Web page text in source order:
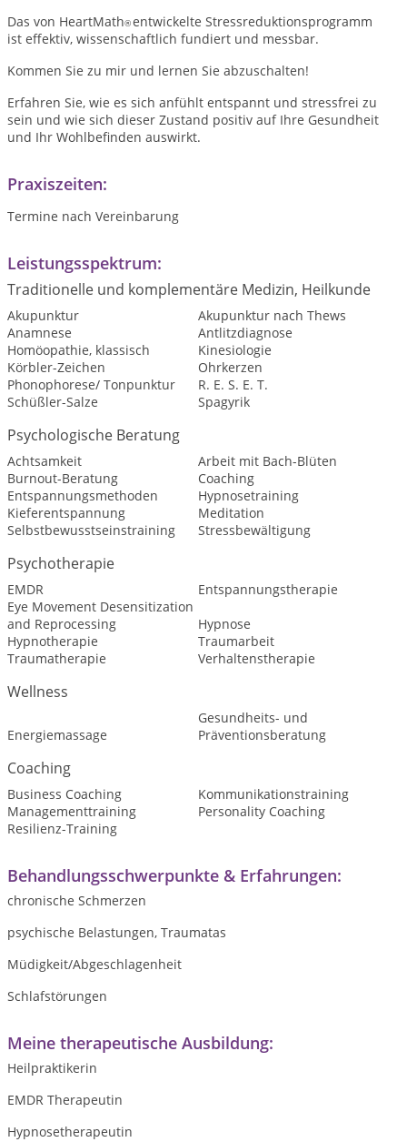
Das von HeartMath®entwickelte Stressreduktionsprogramm
ist effektiv, wissenschaftlich fundiert und messbar.
Kommen Sie zu mir und lernen Sie abzuschalten!
Erfahren Sie, wie es sich anfühlt entspannt und stressfrei zu
sein und wie sich dieser Zustand positiv auf Ihre Gesundheit
und Ihr Wohlbefinden auswirkt.
Praxiszeiten:
Termine nach Vereinbarung
Leistungsspektrum:
Traditionelle und komplementäre Medizin, Heilkunde
Akupunktur
Akupunktur nach Thews
Anamnese
Antlitzdiagnose
Homöopathie, klassisch
Kinesiologie
Körbler-Zeichen
Ohrkerzen
Phonophorese/ Tonpunktur
R. E. S. E. T.
Schüßler-Salze
Spagyrik
Psychologische Beratung
Achtsamkeit
Arbeit mit Bach-Blüten
Burnout-Beratung
Coaching
Entspannungsmethoden
Hypnosetraining
Kieferentspannung
Meditation
Selbstbewusstseinstraining
Stressbewältigung
Psychotherapie
EMDR
Entspannungstherapie
Eye Movement Desensitization
and Reprocessing
Hypnose
Hypnotherapie
Traumarbeit
Traumatherapie
Verhaltenstherapie
Wellness
Energiemassage
Gesundheits- und
Präventionsberatung
Coaching
Business Coaching
Kommunikationstraining
Managementtraining
Personality Coaching
Resilienz-Training
Behandlungsschwerpunkte & Erfahrungen:
chronische Schmerzen
psychische Belastungen, Traumatas
Müdigkeit/Abgeschlagenheit
Schlafstörungen
Meine therapeutische Ausbildung:
Heilpraktikerin
EMDR Therapeutin
Hypnosetherapeutin